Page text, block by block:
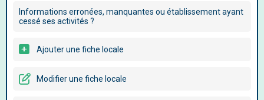
Informations erronées, manquantes ou établissement ayant
cessé ses activités ?
Ajouter une fiche locale
Modifier une fiche locale